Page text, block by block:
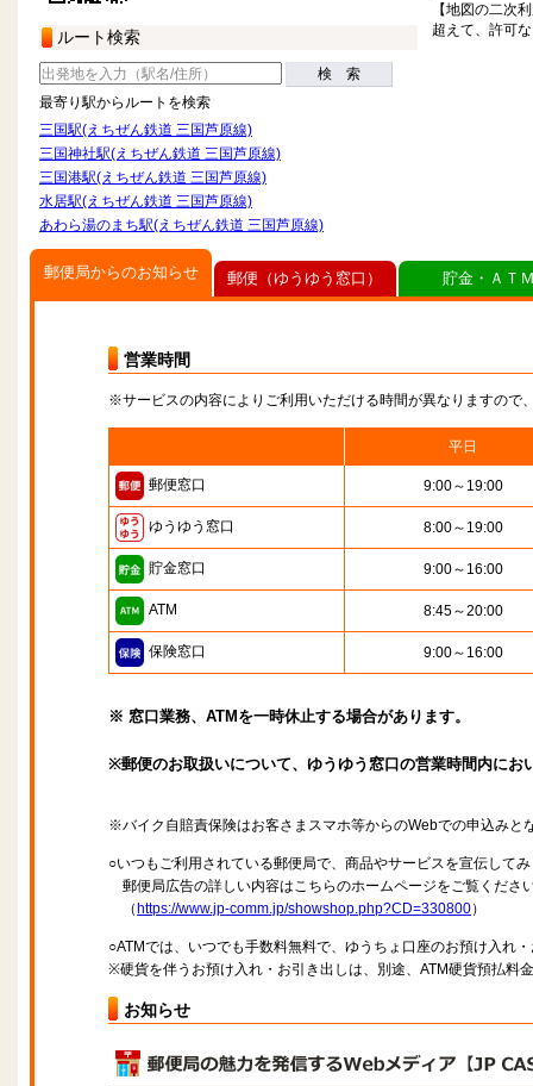
ルート検索
検 索
最寄り駅からルートを検索
三国駅(えちぜん鉄道 三国芦原線)
三国神社駅(えちぜん鉄道 三国芦原線)
三国港駅(えちぜん鉄道 三国芦原線)
水居駅(えちぜん鉄道 三国芦原線)
あわら湯のまち駅(えちぜん鉄道 三国芦原線)
【地図の二次
超えて、許可
郵便局からのお知らせ
営業時間
※サービスの内容によりご利用いただける時間が異なりますので
平日
郵便窓口 9:00～19:00
ゆうゆう窓口 8:00～19:00
貯金窓口 9:00～16:00
ATM 8:45～20:00
保険窓口 9:00～16:00
※ 窓口業務、ATMを一時休止する場合があります。
※郵便のお取扱いについて、ゆうゆう窓口の営業時間内に
※バイク自賠責保険はお客さまスマホ等からのWebでの申込みと
○いつもご利用されている郵便局で、商品やサービスを宣伝して
郵便局広告の詳しい内容はこちらのホームページをご覧くださ
（ https://www.jp-comm.jp/showshop.php?CD=330800）
○ATMでは、いつでも手数料無料で、ゆうちょ口座のお預け入れ
※硬貨を伴うお預け入れ・お引き出しは、別途、ATM硬貨預払料
お知らせ
郵便（ゆうゆう窓口） 貯金・ＡＴ